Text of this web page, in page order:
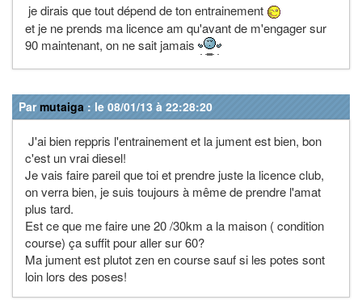
je dirais que tout dépend de ton entrainement
et je ne prends ma licence am qu'avant de m'engager sur
90 maintenant, on ne sait jamais
Parmutaiga : le 08/01/13 à 22:28:20
J'ai bien reppris l'entrainement et la jument est bien, bon
c'est un vrai diesel!
Je vais faire pareil que toi et prendre juste la licence club,
on verra bien, je suis toujours à même de prendre l'amat
plus tard.
Est ce que me faire une 20 /30km a la maison ( condition
course) ça suffit pour aller sur 60?
Ma jument est plutot zen en course sauf si les potes sont
loin lors des poses!